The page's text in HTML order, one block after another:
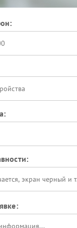
повреждённых
всех систем.
нагрузочных
результат и